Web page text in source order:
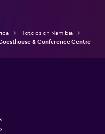
Hoteles en Namibia
& Conference Centre